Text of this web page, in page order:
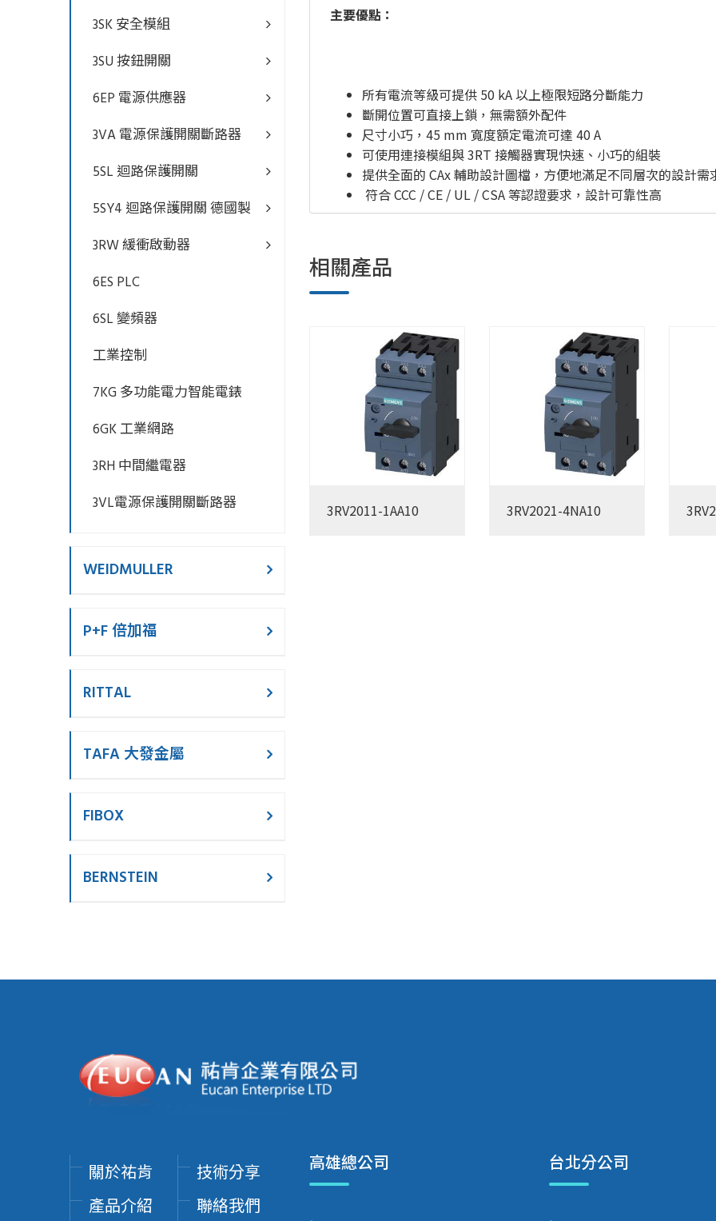
主要優點：
所有電流等級可提供 50 kA 以上極限短路分斷能力
斷開位置可直接上鎖，無需額外配件
尺寸小巧，45 mm 寬度額定電流可達 40 A
可使用連接模組與 3RT 接觸器實現快速、小巧的組裝
提供全面的 CAx 輔助設計圖檔，方便地滿足不同層次的設計需
符合 CCC / CE / UL / CSA 等認證要求，設計可靠性高
相關產品
3RV2011-1AA10 3RV2021-4NA10
3SK 安全模組
3SU 按鈕開關
6EP 電源供應器
3VA 電源保護開關斷路器
5SL 迴路保護開關
5SY4 迴路保護開關 德國製
3RW 緩衝啟動器
6ES PLC
6SL 變頻器
工業控制
7KG 多功能電力智能電錶
6GK 工業網路
3RH 中間繼電器
3VL電源保護開關斷路器
WEIDMULLER
P+F 倍加福
RITTAL
TAFA 大發金屬
FIBOX
BERNSTEIN
關於祐肯
產品介紹
技術分享
聯絡我們
高雄總公司 台北分公司